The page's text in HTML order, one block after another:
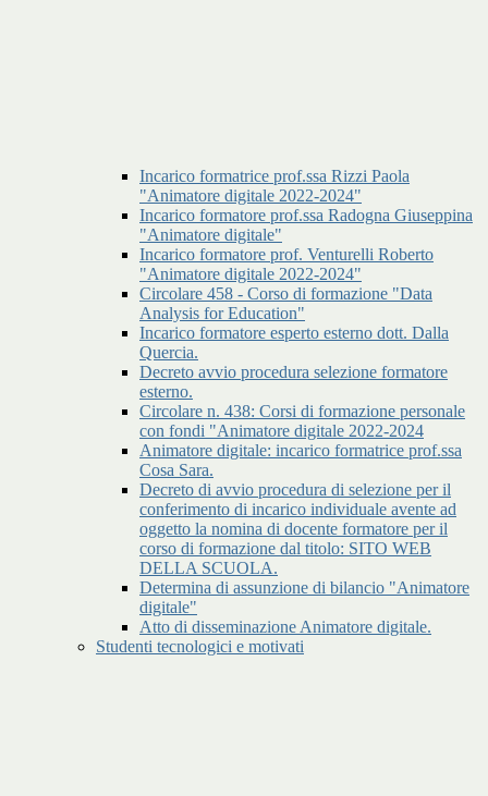
Incarico formatrice prof.ssa Rizzi Paola
"Animatore digitale 2022-2024"
Incarico formatore prof.ssa Radogna Giuseppina
"Animatore digitale"
Incarico formatore prof. Venturelli Roberto
"Animatore digitale 2022-2024"
Circolare 458 - Corso di formazione "Data
Analysis for Education"
Incarico formatore esperto esterno dott. Dalla
Quercia.
Decreto avvio procedura selezione formatore
esterno.
Circolare n. 438: Corsi di formazione personale
con fondi "Animatore digitale 2022-2024
Animatore digitale: incarico formatrice prof.ssa
Cosa Sara.
Decreto di avvio procedura di selezione per il
conferimento di incarico individuale avente ad
oggetto la nomina di docente formatore per il
corso di formazione dal titolo: SITO WEB
DELLA SCUOLA.
Determina di assunzione di bilancio "Animatore
digitale"
Atto di disseminazione Animatore digitale.
Studenti tecnologici e motivati